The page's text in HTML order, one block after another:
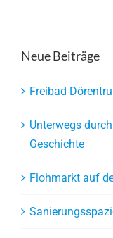
Neue Beiträge
Freibad
Unterwegs
Geschichte
Flohmarkt auf